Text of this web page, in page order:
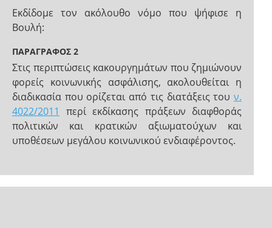
Εκδίδομε τον ακόλουθο νόμο που ψήφισε η
Βουλή:
ΠΑΡΑΓΡΑΦΟΣ 2
Στις περιπτώσεις κακουργημάτων που ζημιώνουν
φορείς κοινωνικής ασφάλισης, ακολουθείται η
διαδικασία που ορίζεται από τις διατάξεις του ν.
4022/2011
περί εκδίκασης πράξεων διαφθοράς
πολιτικών και κρατικών αξιωματούχων και
υποθέσεων μεγάλου κοινωνικού ενδιαφέροντος.